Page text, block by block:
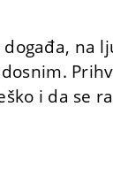
na
i da se